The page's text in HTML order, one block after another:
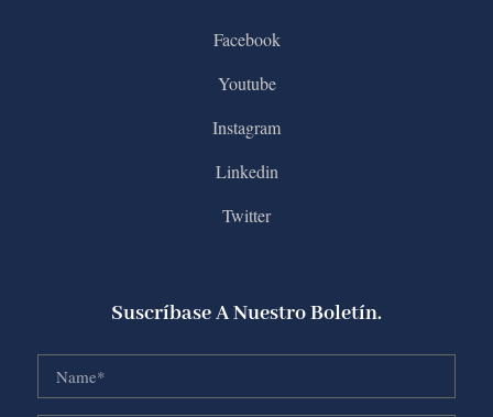
Facebook
Youtube
Instagram
Linkedin
Twitter
Suscríbase A Nuestro Boletín.